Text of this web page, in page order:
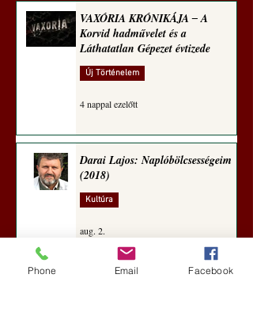
VAXÓRIA KRÓNIKÁJA ‒ A
Korvid hadművelet és a
Láthatatlan Gépezet évtizede
Új Történelem
4 nappal ezelőtt
Darai Lajos: Naplóbölcsességeim
(2018)
Kultúra
aug. 2.
Phone Email Facebook